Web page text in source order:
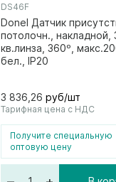
DS46F
Donel Датчик
потолочн., накладной,
кв.линза, 360º,
бел., IP20
3 836,26 руб/шт
Тарифная цена с НДС
Получите специальную
оптовую цену